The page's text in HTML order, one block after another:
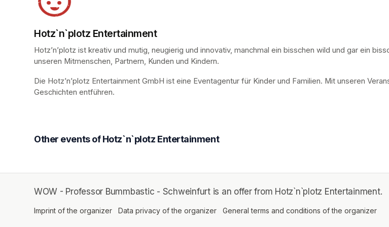
Hotz`n`plotz Entertainment
Hotz’n’plotz ist kreativ und mutig, neugierig und innovativ, manchmal ein bisschen wild und gar ein
unseren Mitmenschen, Partnern, Kunden und Kindern.
Die Hotz’n’plotz Entertainment GmbH ist eine Eventagentur für Kinder und Familien. Mit unseren
Geschichten entführen.
Other events of Hotz`n`plotz Entertainment
WOW - Professor Bummbastic - Schweinfurt is an offer from Hotz`n`plotz Entertainment.
Imprint of the organizer (opens in a new tab)
Data privacy of the organizer (opens in a new tab)
General terms and conditions of the organizer